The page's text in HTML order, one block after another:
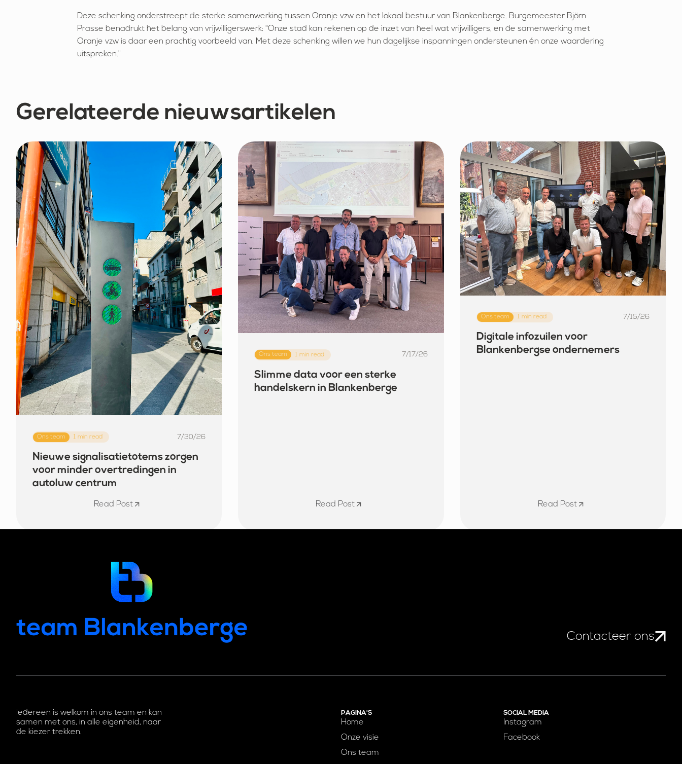
Deze schenking onderstreept de sterke samenwerking tussen Oranje vzw en het lokaal bestuur van Blankenberge. Burgemeester Björn
Prasse benadrukt het belang van vrijwilligerswerk: "Onze stad kan rekenen op de inzet van heel wat vrijwilligers, en de samenwerking met
Oranje vzw is daar een prachtig voorbeeld van. Met deze schenking willen we hun dagelijkse inspanningen ondersteunen én onze waardering
uitspreken."
Gerelateerde nieuwsartikelen
Ons team 1 min read 7/30/26
Nieuwe signalisatietotems zorgen
voor minder overtredingen in
autoluw centrum
Read Post
Ons team 1 min read 7/17/26
Slimme data voor een sterke
handelskern in Blankenberge
Read Post
Ons team 1 min read 7/15/26
Digitale infozuilen voor
Blankenbergse ondernemers
Read Post
Contacteer ons
Iedereen is welkom in ons team en kan
samen met ons, in alle eigenheid, naar
de kiezer trekken.
PAGINA'S
Home
Onze visie
Ons team
SOCIAL MEDIA
Instagram
Facebook